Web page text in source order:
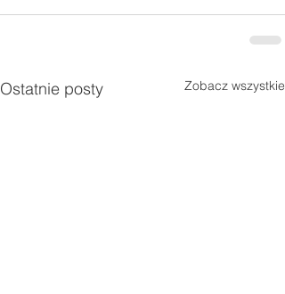
Ostatnie posty Zobacz wszystkie